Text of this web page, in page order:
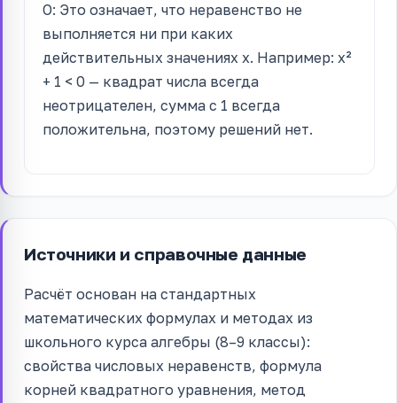
О: Это означает, что неравенство не
выполняется ни при каких
действительных значениях x. Например: x²
+ 1 < 0 — квадрат числа всегда
неотрицателен, сумма с 1 всегда
положительна, поэтому решений нет.
Источники и справочные данные
Расчёт основан на стандартных
математических формулах и методах из
школьного курса алгебры (8–9 классы):
свойства числовых неравенств, формула
корней квадратного уравнения, метод